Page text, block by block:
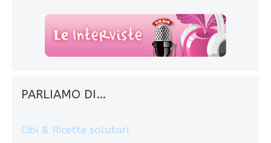
PARLIAMO DI…
Cibi & Ricette salutari